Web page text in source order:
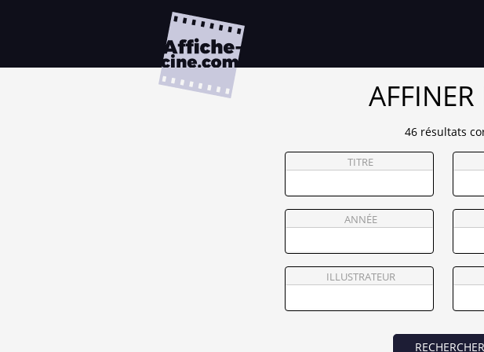
46 résultats
TITRE
ANNÉE
ILLUSTRATEUR
RECHERCHER